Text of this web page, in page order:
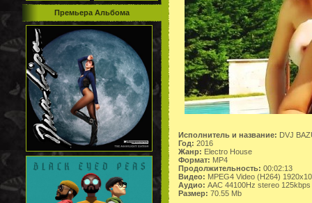
Премьера Альбома
Исполнитель и название: DVJ
Год: 2016
Жанр: Electro House
Формат: MP4
Продолжительность: 00:02:13
Видео: MPEG4 Video (H264)
Аудио: AAC 44100Hz stereo 125kbps
Размер: 70.55 Mb